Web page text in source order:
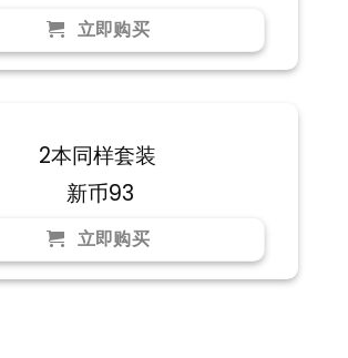
立即购买
2本同样套装
新币93
立即购买